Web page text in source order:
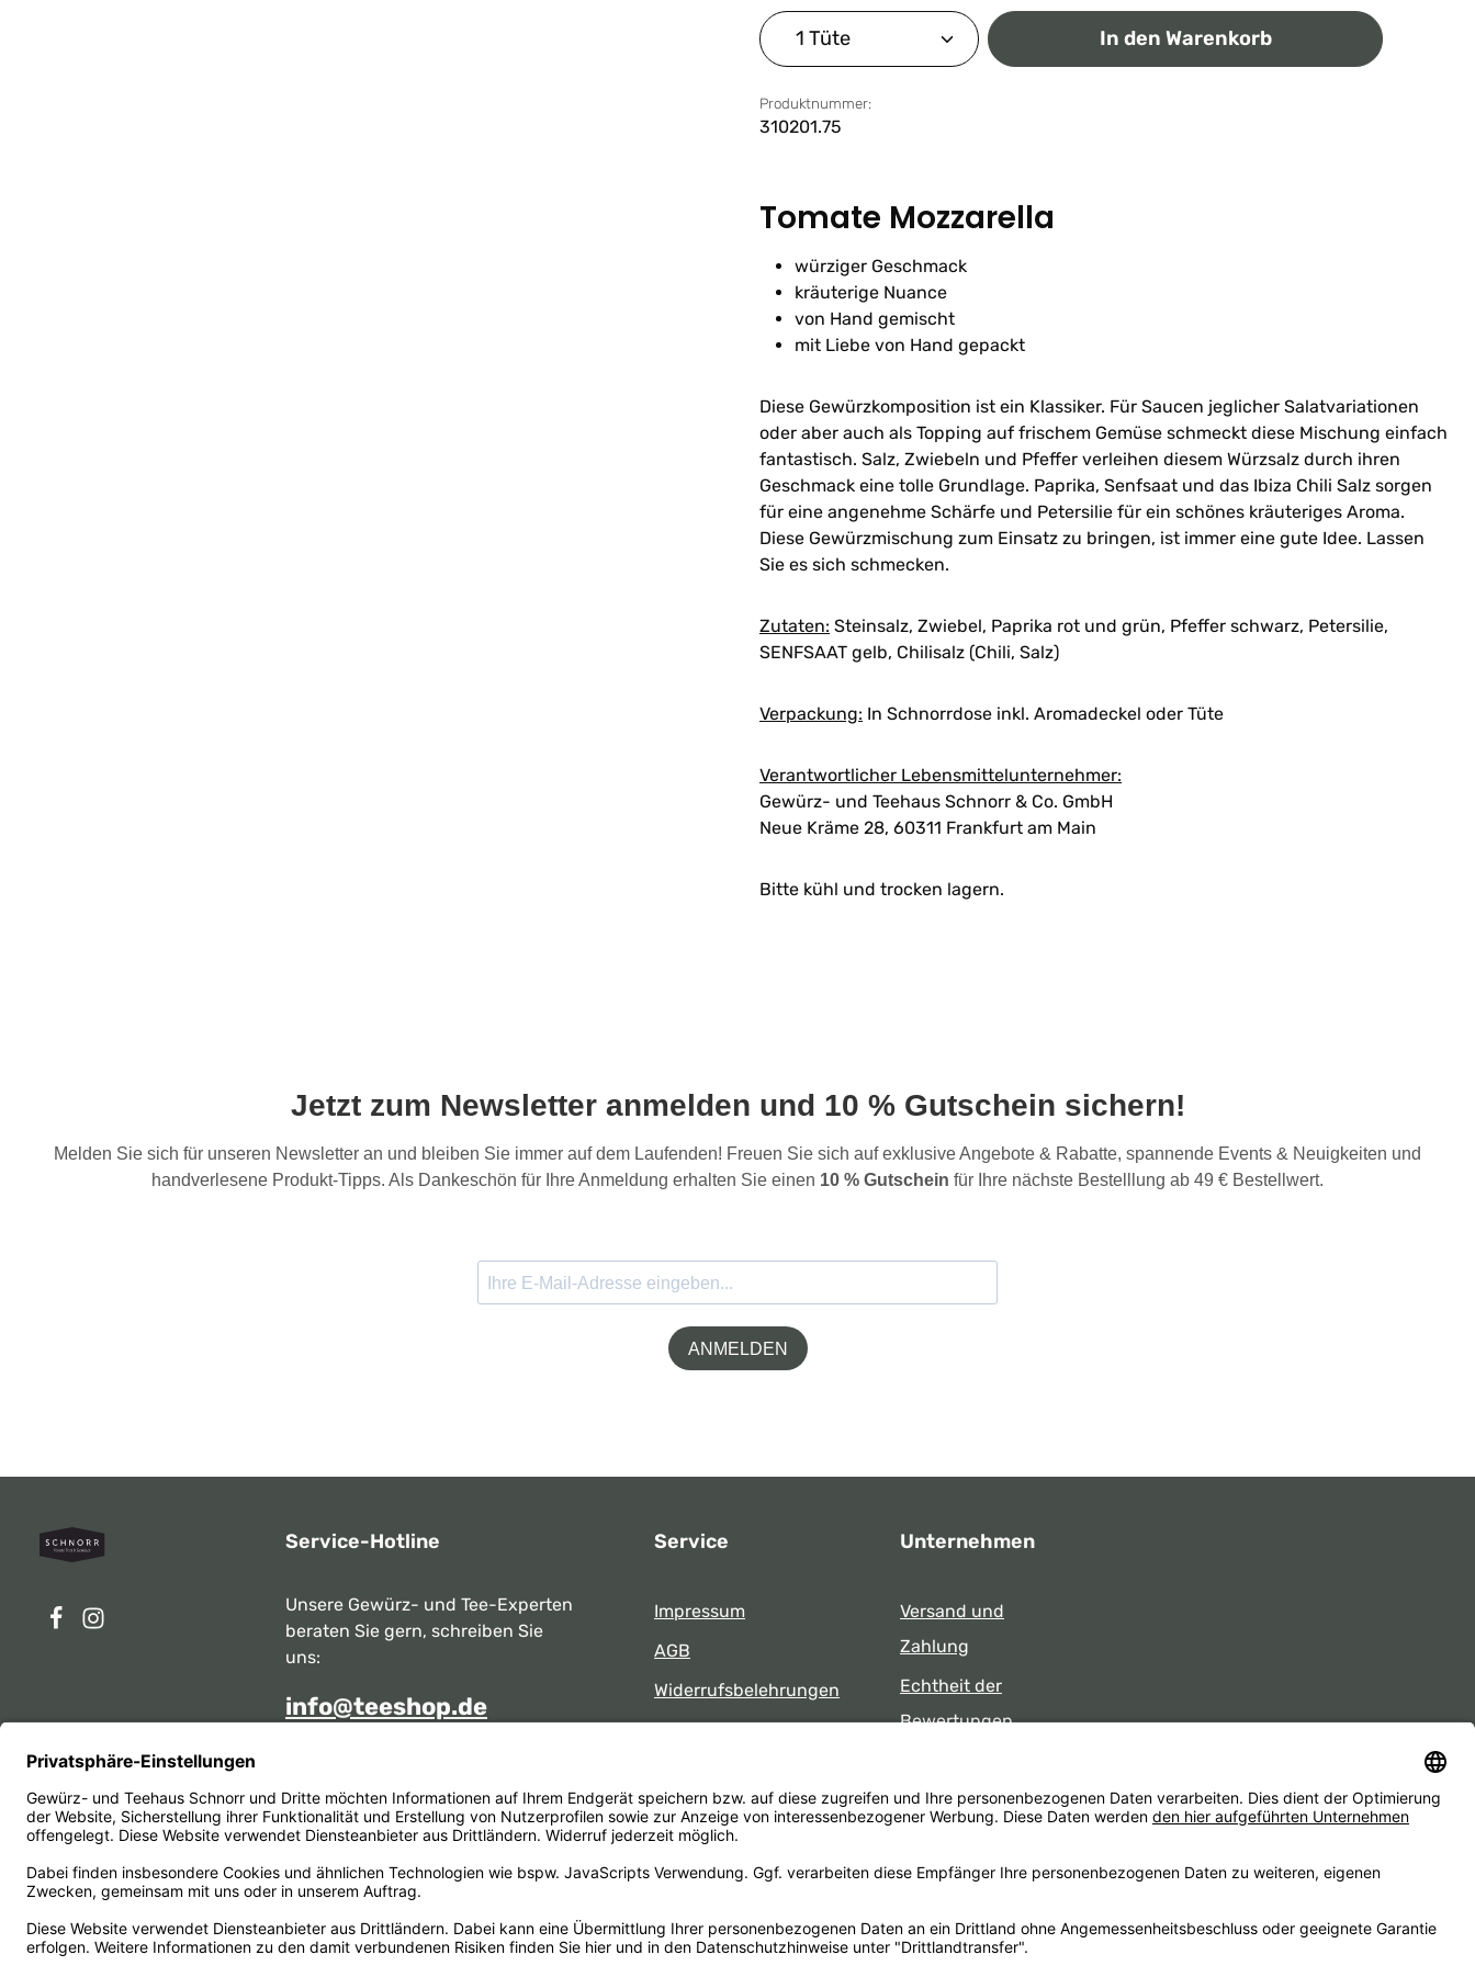
Produkt Anzahl: Gib den gewünschten Wert ein oder
In den Warenkorb
Produktnummer:
310201.75
Tomate Mozzarella
würziger Geschmack
kräuterige Nuance
von Hand gemischt
mit Liebe von Hand gepackt
Diese Gewürzkomposition ist ein Klassiker. Für Saucen jeglicher Salatvariationen
oder aber auch als Topping auf frischem Gemüse schmeckt diese Mischung einfach
fantastisch. Salz, Zwiebeln und Pfeffer verleihen diesem Würzsalz durch ihren
Geschmack eine tolle Grundlage. Paprika, Senfsaat und das Ibiza Chili Salz sorgen
für eine angenehme Schärfe und Petersilie für ein schönes kräuteriges Aroma.
Diese Gewürzmischung zum Einsatz zu bringen, ist immer eine gute Idee. Lassen
Sie es sich schmecken.
Zutaten: Steinsalz, Zwiebel, Paprika rot und grün, Pfeffer schwarz, Petersilie,
SENFSAAT gelb, Chilisalz (Chili, Salz)
Verpackung: In Schnorrdose inkl. Aromadeckel oder Tüte
Verantwortlicher Lebensmittelunternehmer:
Gewürz- und Teehaus Schnorr & Co. GmbH
Neue Kräme 28, 60311 Frankfurt am Main
Bitte kühl und trocken lagern.
Jetzt zum Newsletter anmelden und 10 % Gutschein sichern!
Melden Sie sich für unseren Newsletter an und bleiben Sie immer auf dem Laufenden! Freuen Sie sich auf exklusive Angebote & Rabatte, spannende Events & Neuigkeiten und
handverlesene Produkt-Tipps. Als Dankeschön für Ihre Anmeldung erhalten Sie einen 10 % Gutschein für Ihre nächste Bestelllung ab 49 € Bestellwert.
ANMELDEN
Service-Hotline
Unsere Gewürz- und Tee-Experten
beraten Sie gern, schreiben Sie
uns:
info@teeshop.de
Mo - Sa zwischen 10:00 - 17:00 Uhr
unter:
Service
Impressum
AGB
Widerrufsbelehrungen
Datenschutz
Unternehmen
Versand und
Zahlung
Echtheit der
Bewertungen
Laden